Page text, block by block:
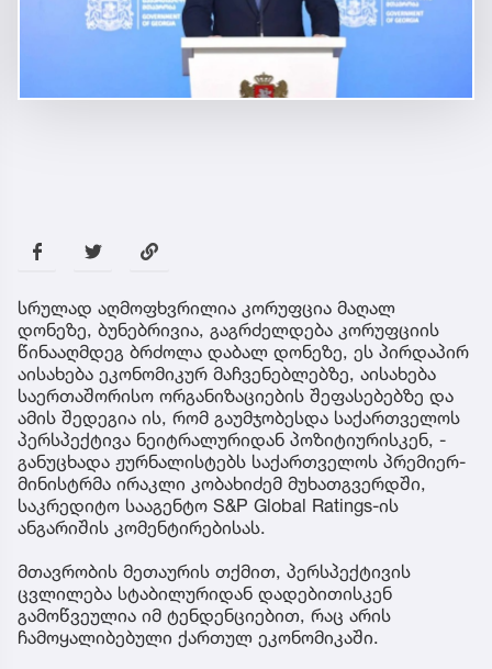
სრულად აღმოფხვრილია კორუფცია მაღალ
დონეზე, ბუნებრივია, გაგრძელდება კორუფციის
წინააღმდეგ ბრძოლა დაბალ დონეზე, ეს პირდაპირ
აისახება ეკონომიკურ მაჩვენებლებზე, აისახება
საერთაშორისო ორგანიზაციების შეფასებებზე და
ამის შედეგია ის, რომ გაუმჯობესდა საქართველოს
პერსპექტივა ნეიტრალურიდან პოზიტიურისკენ, -
განუცხადა ჟურნალისტებს საქართველოს პრემიერ-
მინისტრმა ირაკლი კობახიძემ მუხათგვერდში,
საკრედიტო სააგენტო S&P Global Ratings-ის
ანგარიშის კომენტირებისას.
მთავრობის მეთაურის თქმით, პერსპექტივის
ცვლილება სტაბილურიდან დადებითისკენ
გამოწვეულია იმ ტენდენციებით, რაც არის
ჩამოყალიბებული ქართულ ეკონომიკაში.